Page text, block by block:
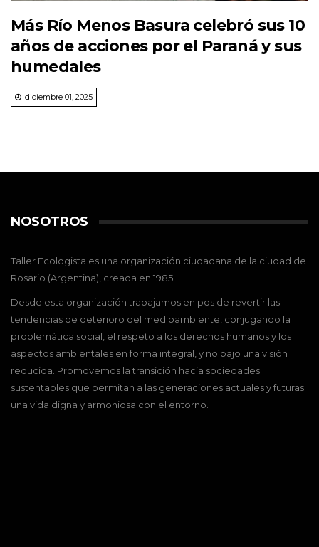
Más Río Menos Basura celebró sus 10
años de acciones por el Paraná y sus
humedales
diciembre 01, 2025
NOSOTROS
Taller Ecologista es una organización ciudadana de la ciudad de
Rosario (Argentina), creada en 1985.
Desde esta organización trabajamos en pos de revertir las
tendencias de deterioro del medioambiente, conjugando la
problemática social, el respeto a los derechos humanos y los
aspectos ambientales en forma integral, y no bajo una visión
reducida. Promovemos la transición hacia sociedades
sustentables que permitan a las generaciones actuales y futuras
una vida digna y armoniosa con el entorno.